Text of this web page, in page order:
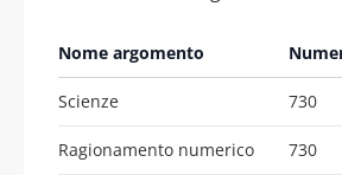
Nome argomento
Scienze 730
Ragionamento numerico 730